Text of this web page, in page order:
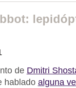
de Dmitri
hablado alguna